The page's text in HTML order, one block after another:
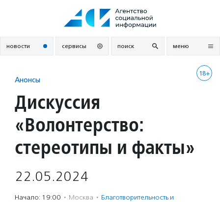
новости сервисы поиск меню
18+
Анонсы
Дискуссия
«Волонтерство:
стереотипы и факты»
22.05.2024
Начало: 19:00 · Москва · Благотвори­тель­ность и